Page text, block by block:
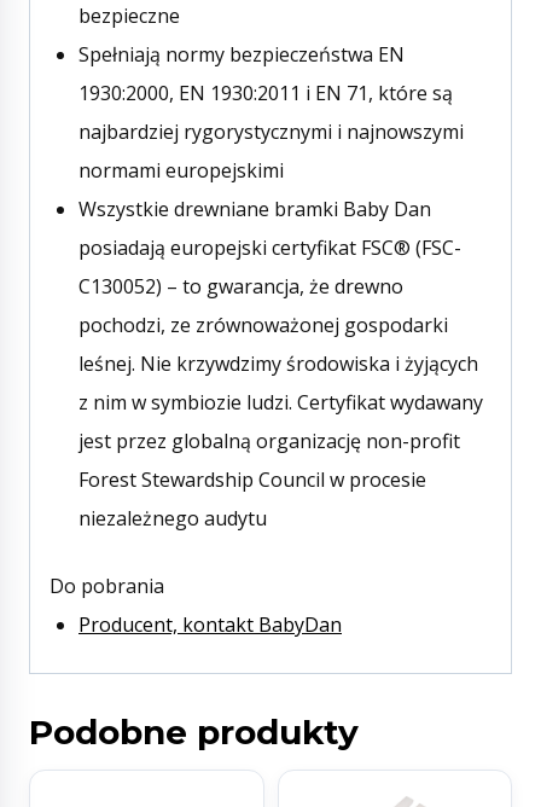
bezpieczne
Spełniają normy bezpieczeństwa EN
1930:2000, EN 1930:2011 i EN 71, które są
najbardziej rygorystycznymi i najnowszymi
normami europejskimi
Wszystkie drewniane bramki Baby Dan
posiadają europejski certyfikat FSC® (FSC-
C130052) – to gwarancja, że drewno
pochodzi, ze zrównoważonej gospodarki
leśnej. Nie krzywdzimy środowiska i żyjących
z nim w symbiozie ludzi. Certyfikat wydawany
jest przez globalną organizację non-profit
Forest Stewardship Council w procesie
niezależnego audytu
Do pobrania
Producent, kontakt BabyDan
Podobne produkty